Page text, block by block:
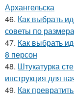
Архангельска
46. Как выбрать
советы по
47. Как выбрать
8 персон
48. Штукатурка
инструкция для
49. Как